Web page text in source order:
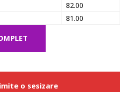
82.00
81.00
o sesizare